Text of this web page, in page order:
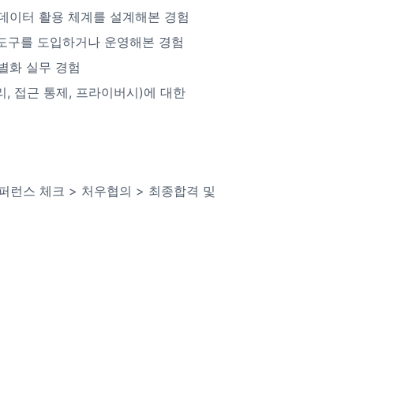
이터 활용 체계를 설계해본 경험
구를 도입하거나 운영해본 경험
화 실무 경험
, 접근 통제, 프라이버시)에 대한
런스 체크 > 처우협의 > 최종합격 및